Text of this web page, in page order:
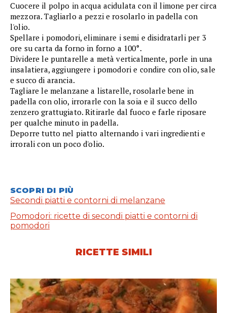
Cuocere il polpo in acqua acidulata con il limone per circa
mezzora. Tagliarlo a pezzi e rosolarlo in padella con
l'olio.
Spellare i pomodori, eliminare i semi e disidratarli per 3
ore su carta da forno in forno a 100°.
Dividere le puntarelle a metà verticalmente, porle in una
insalatiera, aggiungere i pomodori e condire con olio, sale
e succo di arancia.
Tagliare le melanzane a listarelle, rosolarle bene in
padella con olio, irrorarle con la soia e il succo dello
zenzero grattugiato. Ritirarle dal fuoco e farle riposare
per qualche minuto in padella.
Deporre tutto nel piatto alternando i vari ingredienti e
irrorali con un poco d'olio.
SCOPRI DI PIÙ
Secondi piatti e contorni di melanzane
Pomodori: ricette di secondi piatti e contorni di
pomodori
RICETTE SIMILI